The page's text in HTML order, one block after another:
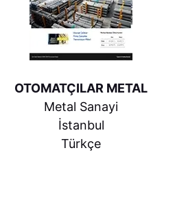
OTOMATÇILAR METAL
Metal Sanayi
İstanbul
Türkçe